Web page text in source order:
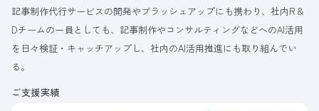
記事制作代行サービスの開発やブラッシュアップにも携わり、社内R＆
Dチームの一員としても、記事制作やコンサルティングなどへのAI活用
を日々検証・キャッチアップし、社内のAI活用推進にも取り組んでい
る。
ご支援実績